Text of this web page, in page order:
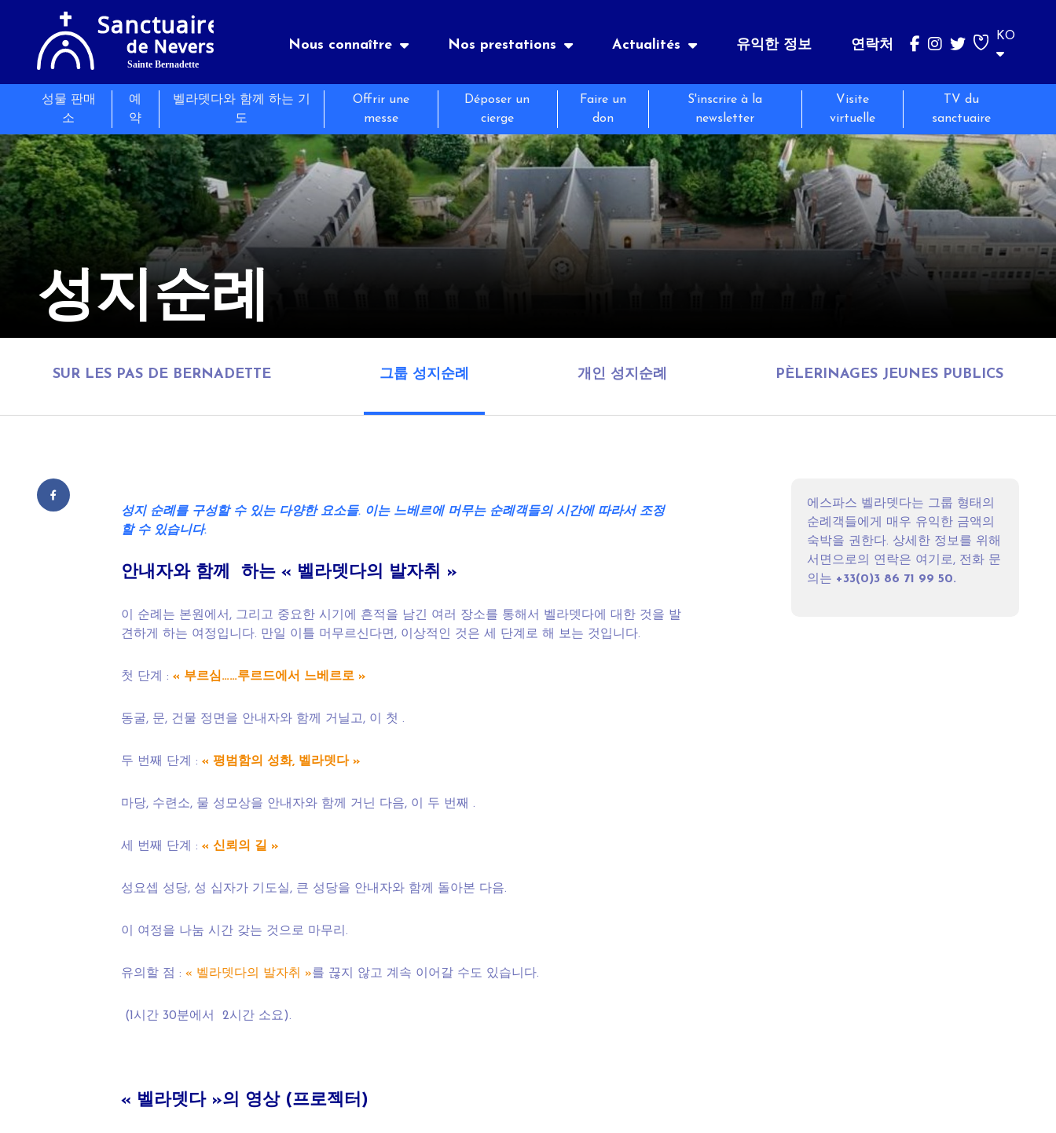
Nous connaître
성지
유익한 정보 그녀의 말들
그녀의 역사
유해
벨라뎃다와 함께 하는 기도
벨라뎃다 곁에서의 봉사활동
Nos prestations
Séminaires
피정 Sur les pas de Bernadette
그룹 성지순례
개인 성지순례
Pèlerinages jeunes publics
Actualités
Les événements
Horaires des messes
Temps de prière
유익한 정보 연락처
KO
성물 판매
소
예
약
벨라뎃다와 함께 하는 기
도
Offrir une
messe
Déposer un
cierge
Faire un
don
S'inscrire à la
newsletter
Visite
virtuelle
TV du
sanctuaire
성지순례
SUR LES PAS DE BERNADETTE 그룹 성지순례 개인 성지순례 PÈLERINAGES JEUNES PUBLICS
성지 순례를 구성할 수 있는 다양한 요소들. 이는 느베르에 머무는 순례객들의 시간에 따라서 조정
할 수 있습니다.
안내자와 함께 하는 « 벨라뎃다의 발자취 »
이 순례는 본원에서, 그리고 중요한 시기에 흔적을 남긴 여러 장소를 통해서 벨라뎃다에 대한 것을 발
견하게 하는 여정입니다. 만일 이틀 머무르신다면, 이상적인 것은 세 단계로 해 보는 것입니다.
첫 단계 : « 부르심……루르드에서 느베르로 »
동굴, 문, 건물 정면을 안내자와 함께 거닐고, 이 첫 .
두 번째 단계 : « 평범함의 성화, 벨라뎃다 »
마당, 수련소, 물 성모상을 안내자와 함께 거닌 다음, 이 두 번째 .
세 번째 단계 : « 신뢰의 길 »
성요셉 성당, 성 십자가 기도실, 큰 성당을 안내자와 함께 돌아본 다음.
이 여정을 나눔 시간 갖는 것으로 마무리.
유의할 점 : « 벨라뎃다의 발자취 »를 끊지 않고 계속 이어갈 수도 있습니다.
(1시간 30분에서 2시간 소요).
« 벨라뎃다 »의 영상 (프로젝터)
에스파스 벨라뎃다는 그룹 형태의
순례객들에게 매우 유익한 금액의
숙박을 권한다. 상세한 정보를 위해
서면으로의 연락은 여기 로, 전화 문
의는 +33(0)3 86 71 99 50.